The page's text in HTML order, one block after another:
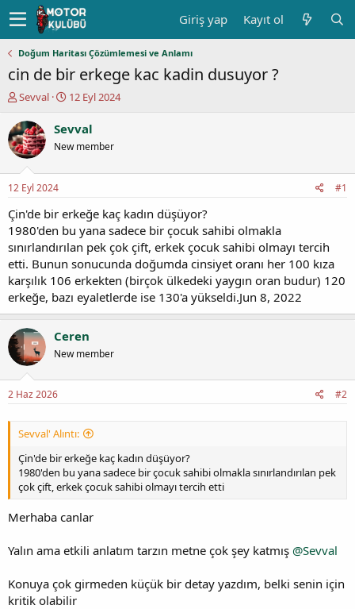
Giriş yap Kayıt ol
Doğum Haritası Çözümlemesi ve Anlamı
cin de bir erkege kac kadin dusuyor ?
K
n
u
y
b
a
ş
l
a
t
a
n
Sevval
B
ş
a
ç
a
r
h
i
12 Eyl 2024
Sevval
New member
12 Eyl 2024 #1
Çin'de bir erkeğe kaç kadın düşüyor?
1980'den bu yana sadece bir çocuk sahibi olmakla
sınırlandırılan pek çok çift, erkek çocuk sahibi olmayı tercih
etti. Bunun sonucunda doğumda cinsiyet oranı her 100 kıza
karşılık 106 erkekten (birçok ülkedeki yaygın oran budur) 120
erkeğe, bazı eyaletlerde ise 130'a yükseldi.Jun 8, 2022
Ceren
New member
2 Haz 2026 #2
Sevval' Alıntı:
Çin'de bir erkeğe kaç kadın düşüyor?
1980'den bu yana sadece bir çocuk sahibi olmakla sınırlandırılan pek
çok çift, erkek çocuk sahibi olmayı tercih etti
Merhaba canlar
Yalın ama etkili anlatım tarzın metne çok şey katmış @Sevval
Konuya çok girmeden küçük bir detay yazdım, belki senin için
kritik olabilir